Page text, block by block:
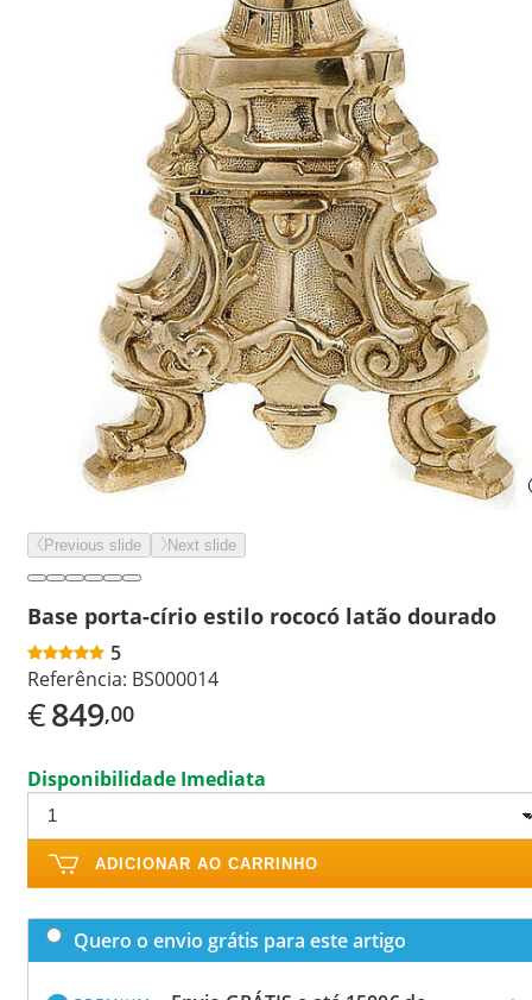
Previous slide Next slide
Base porta-círio estilo rococó latão dourado
5
Referência: BS000014
€849,00
Disponibilidade Imediata
ADICIONAR AO CARRINHO
Quero o envio grátis para este artigo